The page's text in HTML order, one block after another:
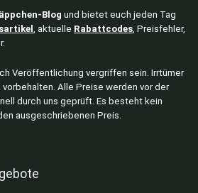
Blog und bietet euch jeden Tag
, aktuelle Rabattcodes, Preisfehler,
Veröffentlichung vergriffen sein. Irrtümer
Alle Preise werden vor der
durch uns geprüft. Es besteht kein
ausgeschriebenen Preis.